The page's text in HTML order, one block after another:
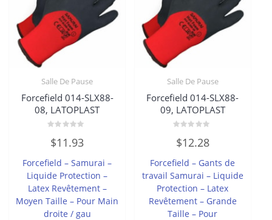
Salle De Pause
Forcefield 014-SLX88-
08, LATOPLAST
0
sur
$11.93
Forcefield – Samurai –
Liquide Protection –
Latex Revêtement –
Moyen Taille – Pour Main
droite / gau
Salle De Pause
Forcefield 014-SLX88-
09, LATOPLAST
0
sur
$12.28
Forcefield – Gants de
travail Samurai – Liquide
Protection – Latex
Revêtement – Grande
Taille – Pour